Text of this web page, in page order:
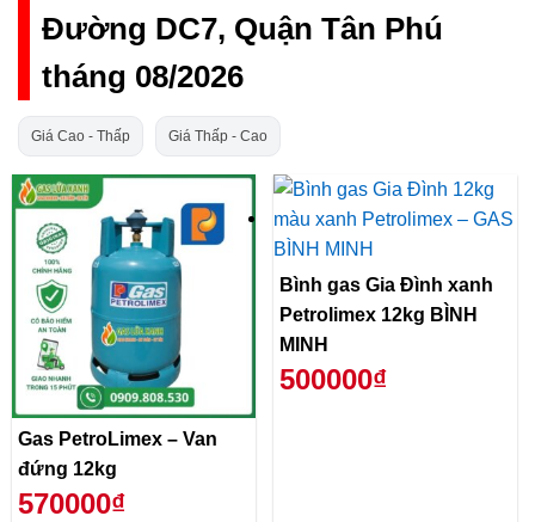
Đường DC7, Quận Tân Phú
tháng 08/2026
Giá Cao - Thấp Giá Thấp - Cao
Gas PetroLimex – Van
đứng 12kg
570000₫
Bình gas Gia Đình xanh
Petrolimex 12kg BÌNH
MINH
500000₫